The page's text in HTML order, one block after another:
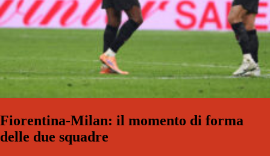
Fiorentina-Milan: il momento di forma
delle due squadre